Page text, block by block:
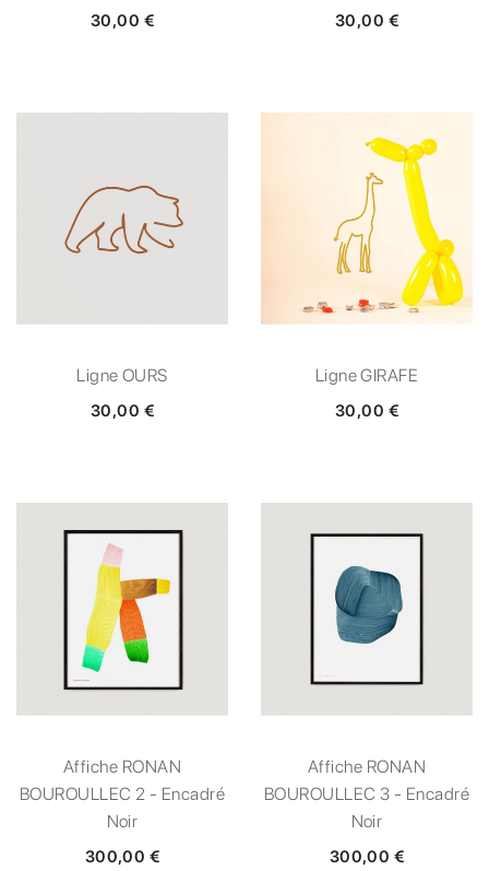
30,00 € 30,00 €
Ligne OURS
30,00 €
Ligne GIRAFE
30,00 €
Affiche RONAN
BOUROULLEC 2 - Encadré
Noir
300,00 €
Affiche RONAN
BOUROULLEC 3 - Encadré
Noir
300,00 €